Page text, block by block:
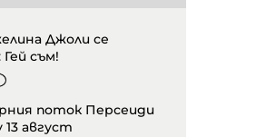
Джоли се
съм!
поток Персеиди
август